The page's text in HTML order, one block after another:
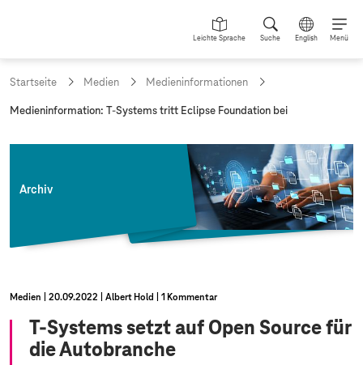
Leichte Sprache Suche English Menü
Startseite Medien Medieninformationen
a
:
Medieninformation: T-Systems tritt Eclipse Foundation bei
Archiv
Medien 20.09.2022 Albert Hold 1 Kommentar
T-Systemssetzt auf Open Source für
die Autobranche